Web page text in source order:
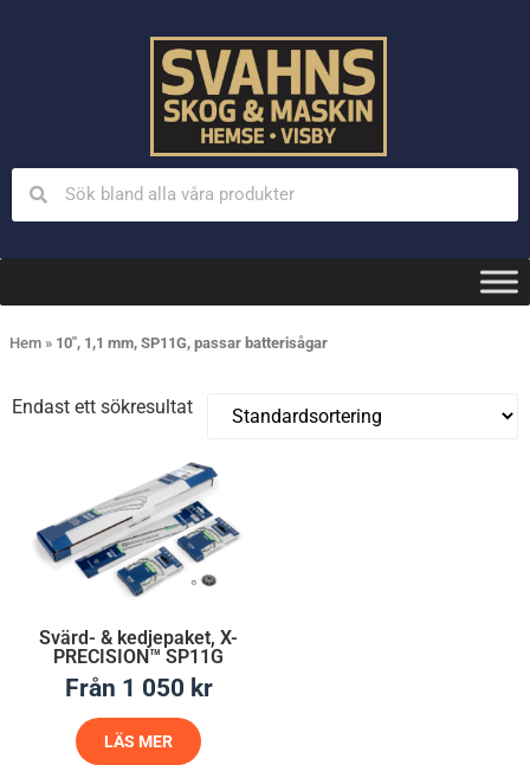
Hem » 10", 1,1 mm, SP11G, passar batterisågar
Endast ett sökresultat
Svärd- & kedjepaket, X-
PRECISION™ SP11G
Från 1 050 kr
LÄS MER